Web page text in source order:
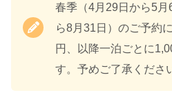
春季（4月29日から5
ら8月31日）のご予約
円、以降一泊ごとに
す。予めご了承くださ